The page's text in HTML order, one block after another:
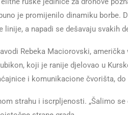
je promijenilo dinamiku borbe.
a napadi se dešavaju svakih
Rebeka Maciorovski,
koji je ranije djelovao u
i komunikacione čvorišta,
strahu i iscrpljenosti. „Šalimo